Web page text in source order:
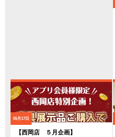
05月17日
【西岡店 ５月企画】